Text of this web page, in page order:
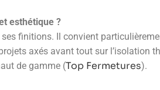
esthétique ?
finitions. Il convient
axés avant tout sur l’isolation
de gamme (Top Fermetures).